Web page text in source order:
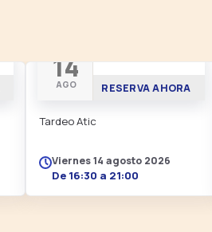
14
AGO RESERVA AHORA
Tardeo Atic
Viernes 14 agosto 2026
De 16:30 a 21:00